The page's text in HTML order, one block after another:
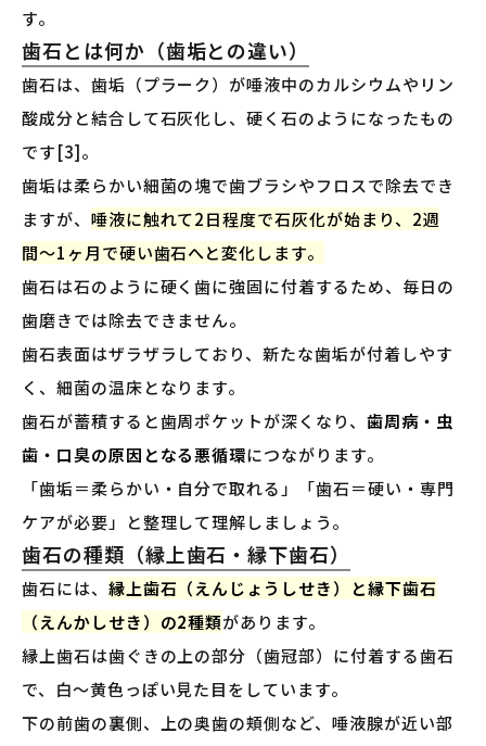
す。
歯石とは何か（歯垢との違い）
歯石は、歯垢（プラーク）が唾液中のカルシウムやリン
酸成分と結合して石灰化し、硬く石のようになったもの
です[3]。
歯垢は柔らかい細菌の塊で歯ブラシやフロスで除去でき
ますが、 唾液に触れて2日程度で石灰化が始まり、2週
間〜1ヶ月で硬い歯石へと変化します。
歯石は石のように硬く歯に強固に付着するため、毎日の
歯磨きでは除去できません。
歯石表面はザラザラしており、新たな歯垢が付着しやす
く、細菌の温床となります。
歯石が蓄積すると歯周ポケットが深くなり、 歯周病・虫
歯・口臭の原因となる悪循環につながります。
「歯垢＝柔らかい・自分で取れる」「歯石＝硬い・専門
ケアが必要」と整理して理解しましょう。
歯石の種類（縁上歯石・縁下歯石）
歯石には、 縁上歯石（えんじょうしせき）と縁下歯石
（えんかしせき）の2種類があります。
縁上歯石は歯ぐきの上の部分（歯冠部）に付着する歯石
で、白〜黄色っぽい見た目をしています。
下の前歯の裏側、上の奥歯の頬側など、唾液腺が近い部